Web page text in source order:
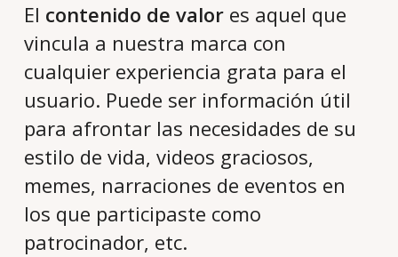
El contenido de valores aquel que
vincula a nuestra marca con
cualquier experiencia grata para el
usuario. Puede ser información útil
para afrontar las necesidades de su
estilo de vida, videos graciosos,
memes, narraciones de eventos en
los que participaste como
patrocinador, etc.